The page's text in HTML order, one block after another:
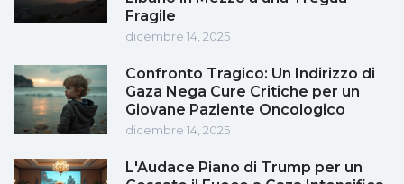
Fragile
dicembre 14, 2025
Confronto Tragico: Un Indirizzo di
Gaza Nega Cure Critiche per un
Giovane Paziente Oncologico
dicembre 14, 2025
L'Audace Piano di Trump per un